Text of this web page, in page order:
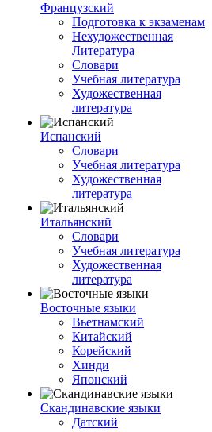
Французский
Подготовка к экзаменам
Нехудожественная
Литература
Словари
Учебная литература
Художественная
литература
Испанский
Словари
Учебная литература
Художественная
литература
Итальянский
Словари
Учебная литература
Художественная
литература
Восточные языки
Вьетнамский
Китайский
Корейский
Хинди
Японский
Скандинавские языки
Датский